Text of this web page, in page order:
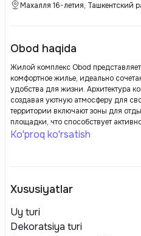
Махалля 16-летия, Ташкентский
Obod haqida
Жилой комплекс Obod
комфортное жилье, идеально
удобства для жизни. Архитектура
создавая уютную атмосферу для
территории включают зоны для
площадки, что способствует
предлагает все необходимые
Ko'proq ko'rsatish
Xususiyatlar
Uy turi
Dekoratsiya turi